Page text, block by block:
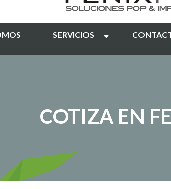
SERVICIOS
COTIZA EN